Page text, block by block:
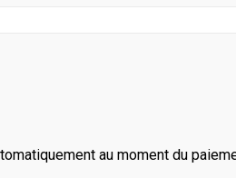
au moment du